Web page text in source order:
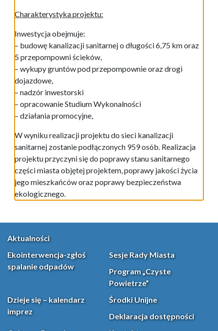
Charakterystyka projektu:
Inwestycja obejmuje:
– budowę kanalizacji sanitarnej o długości 6,75 km oraz
5 przepompowni ścieków,
– wykupy gruntów pod przepompownie oraz drogi
dojazdowe,
– nadzór inwestorski
– opracowanie Studium Wykonalności
– działania promocyjne,
W wyniku realizacji projektu do sieci kanalizacji
sanitarnej zostanie podłączonych 959 osób. Realizacja
projektu przyczyni się do poprawy stanu sanitarnego
części miasta objętej projektem, poprawy jakości życia
jego mieszkańców oraz poprawy bezpieczeństwa
ekologicznego.
Aktualności
Ekointerwencja-zgłoś
spalanie odpadów
Sesje Rady Miasta
Program „Czyste
Powietrze”
Dzieje się – kalendarz
imprez
Środki Unijne
Deklaracja dostępności